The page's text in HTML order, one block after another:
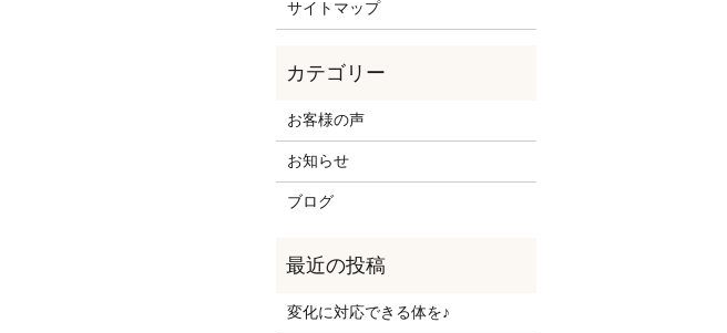
サイトマップ
お客様の声
お知らせ
ブログ
変化に対応できる体を♪